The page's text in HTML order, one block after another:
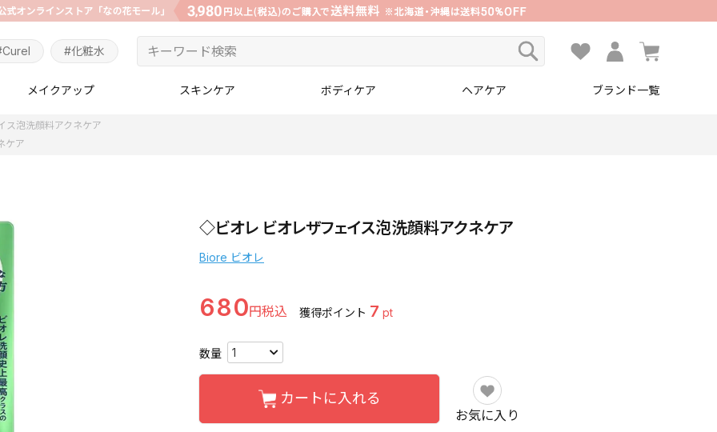
#化粧水
メイクアップ スキンケア ボディケア ヘアケア ブランド一覧
泡洗顔料アクネケア
ケア
◇ビオレ ビオレザフェイス泡洗顔料アクネケア
Biore ビオレ
680 獲得ポイント 7 pt
お気に入り
カートに入れる